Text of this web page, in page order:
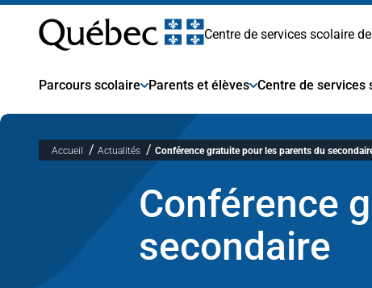
Centre
de
services
Centre de services scolaire
Parcours scolaire Parents et élèves Centre de services
Accueil Actualités Conférence gratuite pour les parents du
Conférence
secondaire